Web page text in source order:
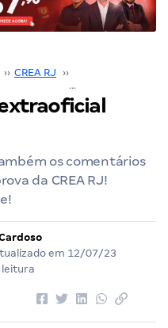
›› CREA RJ ››
os comentários
da CREA RJ!
em 12/07/23
leitura